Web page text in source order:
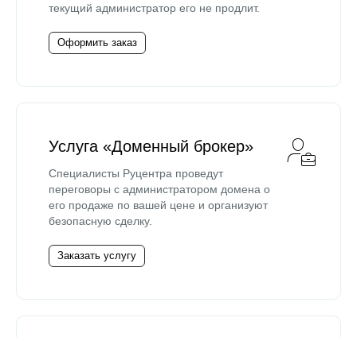
текущий администратор его не продлит.
Оформить заказ
Услуга «Доменный брокер»
Специалисты Руцентра проведут
переговоры с администратором домена о
его продаже по вашей цене и организуют
безопасную сделку.
Заказать услугу